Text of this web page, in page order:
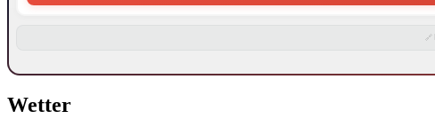
🔗
Wetter